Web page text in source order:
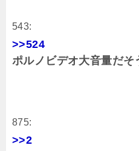
543:
>>524
ポルノビデオ大音量だそ
875:
>>2